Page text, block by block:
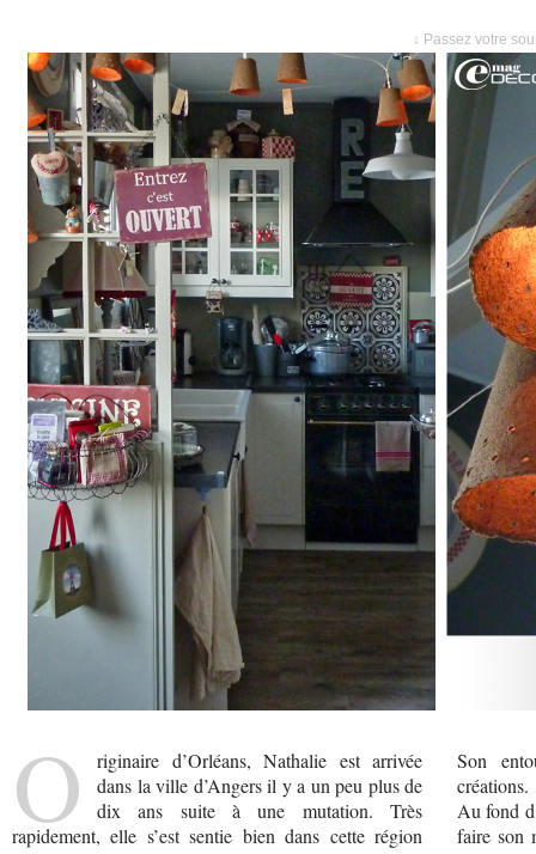
↓ Passez votre
O
riginaire d’Orléans, Nathalie est arrivée
dans la ville d’Angers il y a un peu plus de
dix ans suite à une mutation. Très
rapidement, elle s’est sentie bien dans cette région
Son
créations.
Au fond
faire son